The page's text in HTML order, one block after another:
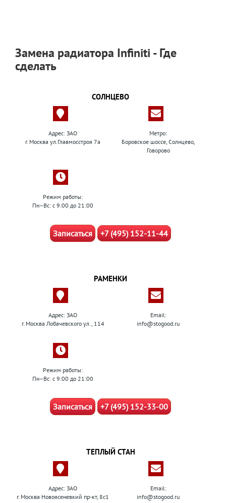
Замена радиатора Infiniti - Где
сделать
СОЛНЦЕВО
Адрес: ЗАО
г. Москва ул.Главмосстроя 7а
Метро:
Боровское шоссе, Солнцево,
Говорово
Режим работы:
Пн–Вс: с 9:00 до 21:00
Записаться +7 (495) 152-11-44
РАМЕНКИ
Адрес: ЗАО
г. Москва Лобачевского ул., 114
Email:
info@stogood.ru
Режим работы:
Пн–Вс: с 9:00 до 21:00
Записаться +7 (495) 152-33-00
ТЕПЛЫЙ СТАН
Адрес: ЗАО
г. Москва Новоясеневкий пр-кт, 8с1
Email:
info@stogood.ru